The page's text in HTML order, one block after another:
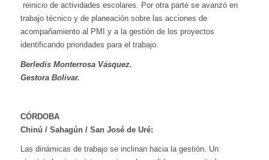
reinicio de actividades escolares. Por otra parte se avanzó en
trabajo técnico y de planeación sobre las acciones de
acompañamiento al PMI y a la gestión de los proyectos
identificando prioridades para el trabajo.
Berledis Monterrosa Vásquez.
Gestora Bolivar.
CÓRDOBA
Chinú / Sahagún / San José de Uré:
Las dinámicas de trabajo se inclinan hacia la gestión. Un